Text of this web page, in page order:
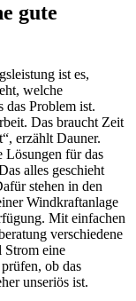
gute
ist es,
welche
das Problem ist.
Das braucht Zeit
erzählt Dauner.
Lösungen für das
alles geschieht
stehen in den
Windkraftanlage
Mit einfachen
verschiedene
Strom eine
ob das
unseriös ist.